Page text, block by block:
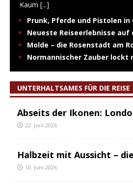
Kaum [...]
Prunk, Pferde und Pistolen in
Neueste Reiseerlebnisse auf
Molde – die Rosenstadt am
Normannischer Zauber lockt
UNTERHALTSAMES FÜR DIE REISE
Abseits der Ikonen:
22. Juni 2026
Halbzeit mit Aussicht –
10. Juni 2026